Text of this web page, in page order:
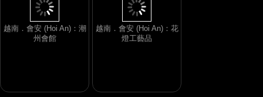
越南．會安 (Hoi An)：潮
州會館
越南．會安 (Hoi An)：花
燈工藝品